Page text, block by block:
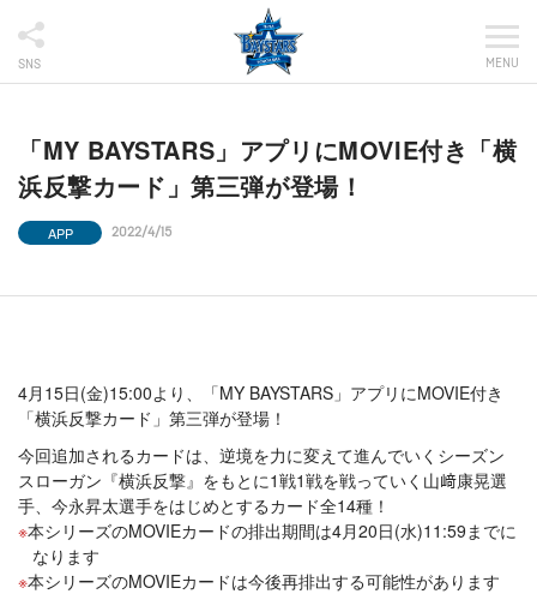
SNS MENU
「MY BAYSTARS」アプリにMOVIE付き「横
浜反撃カード」第三弾が登場！
APP 2022/4/15
4月15日(金)15:00より、「MY BAYSTARS」アプリにMOVIE付き
「横浜反撃カード」第三弾が登場！
今回追加されるカードは、逆境を力に変えて進んでいくシーズン
スローガン『横浜反撃』をもとに1戦1戦を戦っていく山﨑康晃選
手、今永昇太選手をはじめとするカード全14種！
本シリーズのMOVIEカードの排出期間は4月20日(水)11:59までに
なります
本シリーズのMOVIEカードは今後再排出する可能性があります